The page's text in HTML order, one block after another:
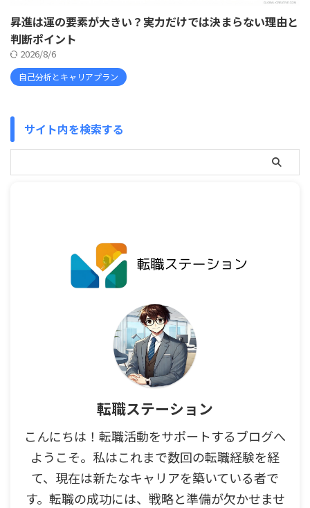
昇進は運の要素が大きい？実力だけでは決まらない理由と
判断ポイント
2026/8/6
自己分析とキャリアプラン
サイト内を検索する
転職ステーション
こんにちは！転職活動をサポートするブログへ
ようこそ。私はこれまで数回の転職経験を経
て、現在は新たなキャリアを築いている者で
す。転職の成功には、戦略と準備が欠かせませ